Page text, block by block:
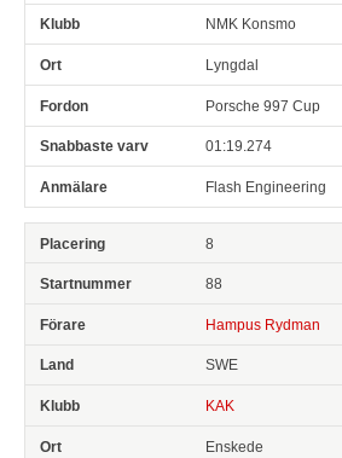
NMK Konsmo
Lyngdal
Porsche 997 Cup
01:19.274
Flash Engineering
8
88
Hampus Rydman
SWE
KAK
Enskede